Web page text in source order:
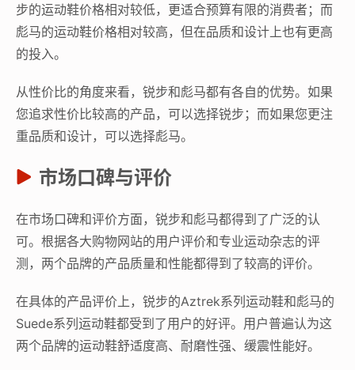
步的运动鞋价格相对较低，更适合预算有限的消费者；而
彪马的运动鞋价格相对较高，但在品质和设计上也有更高
的投入。
从性价比的角度来看，锐步和彪马都有各自的优势。如果
您追求性价比较高的产品，可以选择锐步；而如果您更注
重品质和设计，可以选择彪马。
市场口碑与评价
在市场口碑和评价方面，锐步和彪马都得到了广泛的认
可。根据各大购物网站的用户评价和专业运动杂志的评
测，两个品牌的产品质量和性能都得到了较高的评价。
在具体的产品评价上，锐步的Aztrek系列运动鞋和彪马的
Suede系列运动鞋都受到了用户的好评。用户普遍认为这
两个品牌的运动鞋舒适度高、耐磨性强、缓震性能好。